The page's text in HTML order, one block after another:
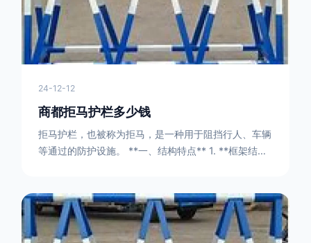
24-12-12
商都拒马护栏多少钱
拒马护栏，也被称为拒马，是一种用于阻挡行人、车辆
等通过的防护设施。 **一、结构特点** 1. **框架结构
方形的框架组合。这些框架相互连接，形成一个稳定的
结构，能够承受一定的冲击力。例如，在一些临时交通
管制的现场，三角形框架的拒马护栏可以很方便地拼接